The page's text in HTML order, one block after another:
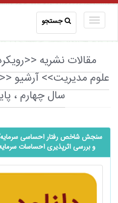
جستجو
مقالات نشریه
سال چهارم ، پاییز
سنجش شاخص رفتار احساسی
و بررسی اثرپذیری احساسات